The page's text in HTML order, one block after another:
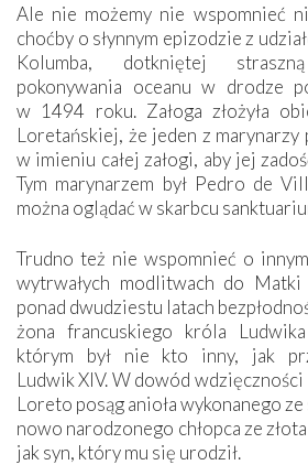
Ale nie możemy nie wspomnieć
choćby o słynnym epizodzie z
Kolumba, dotkniętej
pokonywania oceanu w drodze
w 1494 roku. Załoga złożyła
Loretańskiej, że jeden z
w imieniu całej załogi, aby jej
Tym marynarzem był Pedro de
można oglądać w skarbcu
Trudno też nie wspomnieć o
wytrwałych modlitwach do
ponad dwudziestu latach
żona francuskiego króla
którym był nie kto inny, jak
Ludwik XIV. W dowód wdzięczności
Loreto posąg anioła wykonanego
nowo narodzonego chłopca ze
jak syn, który mu się urodził.